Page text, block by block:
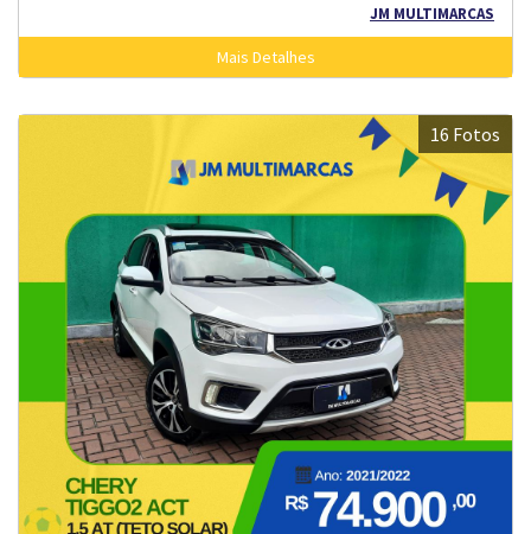
JM MULTIMARCAS
Mais Detalhes
16 Fotos